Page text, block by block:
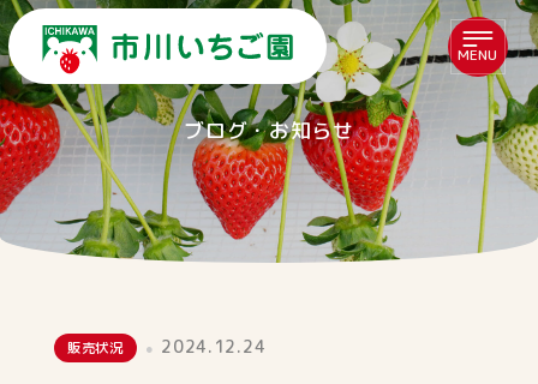
MENU
ブログ・お知らせ
販売状況 2024.12.24